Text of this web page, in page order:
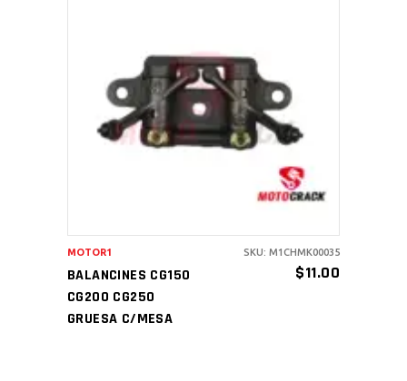
AÑADIR AL CARRITO
BALANCINES CG150
CG200 CG250
GRUESA C/MESA
$11.00
MOTOR1 SKU: M1CHMK00035